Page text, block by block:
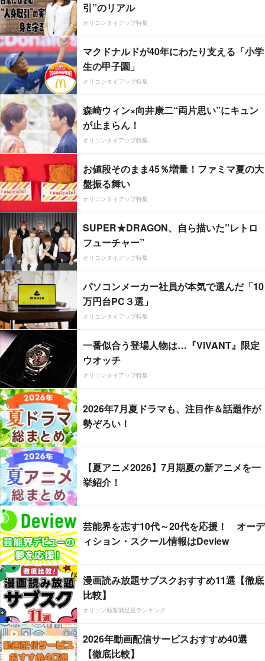
引”のリアル
オリコンタイアップ特集
マクドナルドが40年にわたり支える「小学
生の甲子園」
オリコンタイアップ特集
森崎ウィン×向井康二“両片思い”にキュン
が止まらん！
オリコンタイアップ特集
お値段そのまま45％増量！ファミマ夏の大
盤振る舞い
オリコンタイアップ特集
SUPER★DRAGON、自ら描いた”レトロ
フューチャー”
オリコンタイアップ特集
パソコンメーカー社員が本気で選んだ「10
万円台PC３選」
オリコンタイアップ特集
一番似合う登場人物は…『VIVANT』限定
ウオッチ
オリコンタイアップ特集
2026年7月夏ドラマも、注目作＆話題作が
勢ぞろい！
【夏アニメ2026】7月期夏の新アニメを一
挙紹介！
芸能界を志す10代～20代を応援！ オーデ
ィション・スクール情報はDeview
漫画読み放題サブスクおすすめ11選【徹底
比較】
オリコン顧客満足度ランキング
2026年動画配信サービスおすすめ40選
【徹底比較】